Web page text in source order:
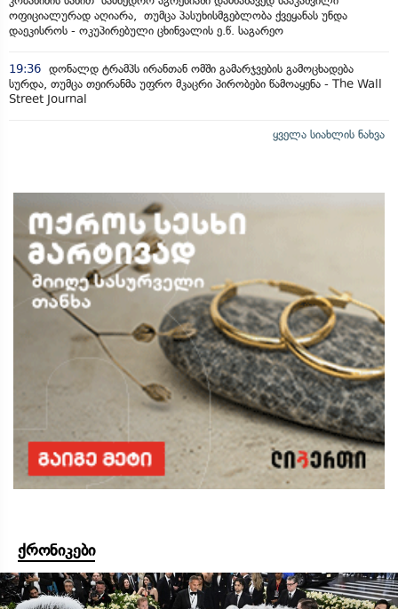
ოფიციალურად აღიარა, თუმცა პასუხისმგებლობა ქვეყანას უნდა
დაეკისროს - ოკუპირებული ცხინვალის ე.წ. საგარეო
19:36 დონალდ ტრამპს ირანთან ომში გამარჯვების გამოცხადება
სურდა, თუმცა თეირანმა უფრო მკაცრი პირობები წამოაყენა - The Wall
Street Journal
ყველა სიახლის ნახვა
ქრონიკები